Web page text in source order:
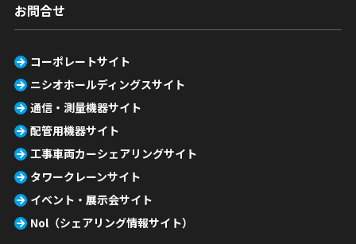
お問合せ
コーポレートサイト
ニシオホールディングスサイト
通信・測量機器サイト
配管用機器サイト
工事車両カーシェアリングサイト
タワークレーンサイト
イベント・展示会サイト
Nol（シェアリング情報サイト）